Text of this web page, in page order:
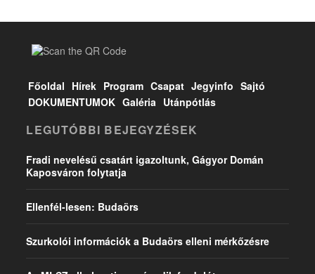
Főoldal Hírek Program Csapat Jegyinfo Sajtó
DOKUMENTUMOK Galéria Utánpótlás
LEGUTÓBBI BEJEGYZÉSEK
Fradi nevelésű csatárt igazoltunk, Gágyor Domán
Kaposváron folytatja
Ellenfél-lesen: Budaörs
Szurkolói információk a Budaörs elleni mérkőzésre